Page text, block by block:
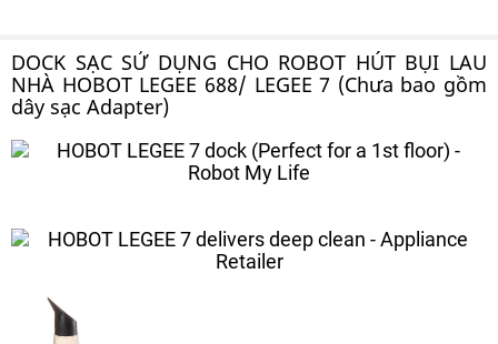
DOCK SẠC SỬ DỤNG CHO ROBOT HÚT BỤI LAU
NHÀ HOBOT LEGEE 688/ LEGEE 7 (Chưa bao gồm
dây sạc Adapter)